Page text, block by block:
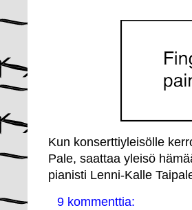
Kun konserttiyleisölle
Pale, saattaa yleisö
pianisti Lenni-Kalle
9 kommenttia: